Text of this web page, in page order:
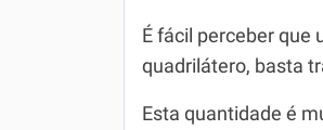
É fácil perceber que
quadrilátero, basta
Esta quantidade é